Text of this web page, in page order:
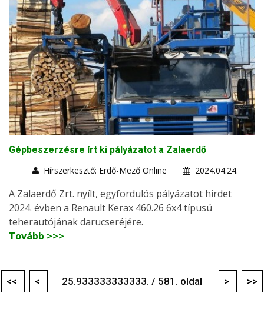
Gépbeszerzésre írt ki pályázatot a Zalaerdő
Hírszerkesztő: Erdő-Mező Online
2024.04.24.
A Zalaerdő Zrt. nyílt, egyfordulós pályázatot hirdet
2024. évben a Renault Kerax 460.26 6x4 típusú
teherautójának darucseréjére.
Tovább >>>
<< < 25.933333333333. / 581. oldal > >>